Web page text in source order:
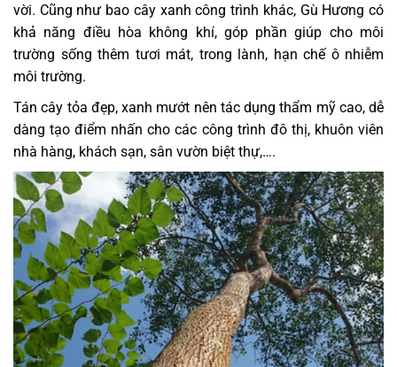
vời. Cũng như bao cây xanh công trình khác, Gù Hương có
khả năng điều hòa không khí, góp phần giúp cho môi
trường sống thêm tươi mát, trong lành, hạn chế ô nhiễm
môi trường.
Tán cây tỏa đẹp, xanh mướt nên tác dụng thẩm mỹ cao, dễ
dàng tạo điểm nhấn cho các công trình đô thị, khuôn viên
nhà hàng, khách sạn, sân vườn biệt thự,….